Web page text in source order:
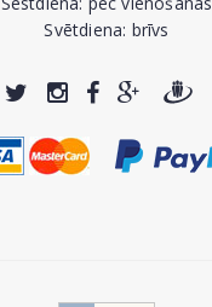
Svētdiena: brīvs